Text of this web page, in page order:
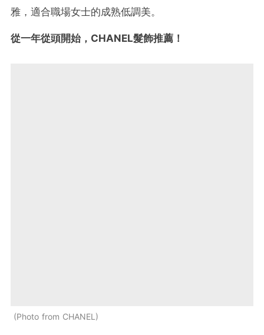
雅，適合職場女士的成熟低調美。
從一年從頭開始，CHANEL髮飾推薦！
Photo from CHANEL